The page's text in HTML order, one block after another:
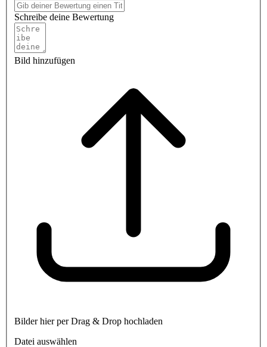
Schreibe deine Bewertung
Bild hinzufügen
Bilder hier per Drag & Drop hochladen
Datei auswählen